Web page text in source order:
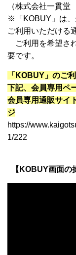
（株式会社一貫堂
※「KOBUY」は、
ご利用いただける
ご利用を希望さ
要です。
「KOBUY」のご
下記、会員専用ペ
会員専用通販サイ
ジ
https://
1/222
【KOBUY画面の